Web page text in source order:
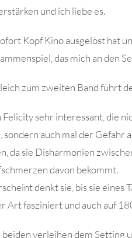
und ich liebe es.
Kopf Kino ausgelöst hat
das mich an den
zum zweiten Band führt
sehr interessant, die
auch mal der Gefahr
da sie Disharmonien
davon bekommt.
denkt sie, bis sie eines
Art fasziniert und auch auf
verleihen dem Setting